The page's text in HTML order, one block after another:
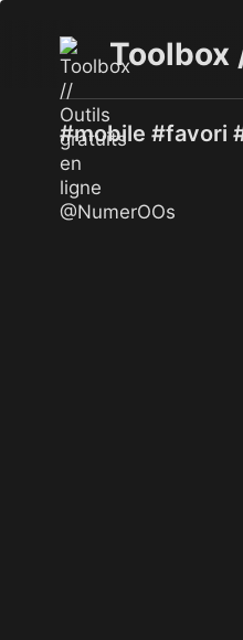
Toolbox
#mobile #favori